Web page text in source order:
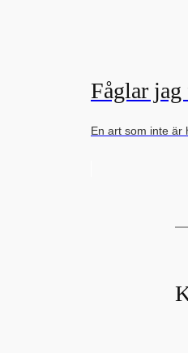
Fåglar
En art som inte är